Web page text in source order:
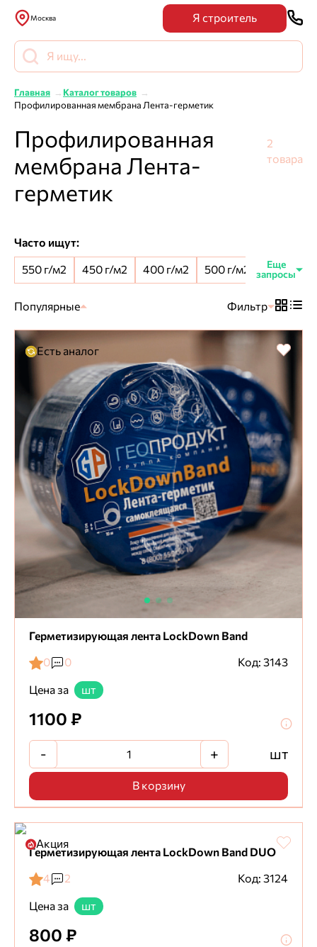
Москва Я строитель
Главная
Каталог товаров
Профилированная мембрана Лента-герметик
Профилированная
мембрана Лента-
герметик
2
товара
Часто ищут:
550 г/м2
450 г/м2 400 г/м2 500 г/м2 8 мм шип
Популярные Фильтр
Есть аналог
Герметизирующая лента LockDown Band
0
0
Код: 3143
Цена за
шт
1100 ₽
- + шт
В корзину
Акция
Герметизирующая лента LockDown Band DUO
4
2
Код: 3124
Цена за
шт
800 ₽